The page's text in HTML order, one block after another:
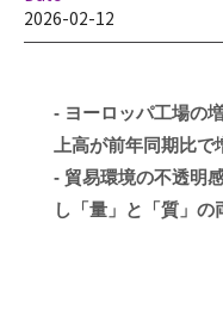
2026-02-12
- ヨーロッパ工場の
上高が前年同期比で
- 貿易環境の不透明
し「量」と「質」の